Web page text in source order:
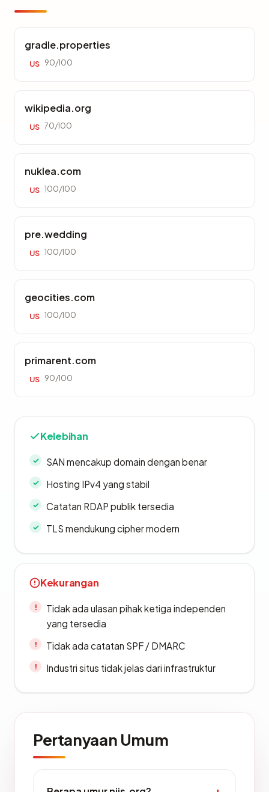
gradle.properties
US 90/100
wikipedia.org
US 70/100
nuklea.com
US 100/100
pre.wedding
US 100/100
geocities.com
US 100/100
primarent.com
US 90/100
Kelebihan
SAN mencakup domain dengan benar
Hosting IPv4 yang stabil
Catatan RDAP publik tersedia
TLS mendukung cipher modern
Kekurangan
Tidak ada ulasan pihak ketiga independen
yang tersedia
Tidak ada catatan SPF / DMARC
Industri situs tidak jelas dari infrastruktur
Pertanyaan Umum